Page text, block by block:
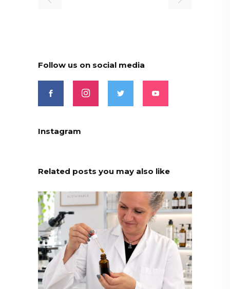
Follow us on social media
Instagram
Related posts you may also like